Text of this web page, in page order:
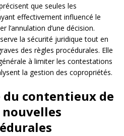
que seules les
effectivement influencé le
l’annulation d’une décision.
la sécurité juridique tout en
des règles procédurales. Elle
à limiter les contestations
la gestion des copropriétés.
contentieux de